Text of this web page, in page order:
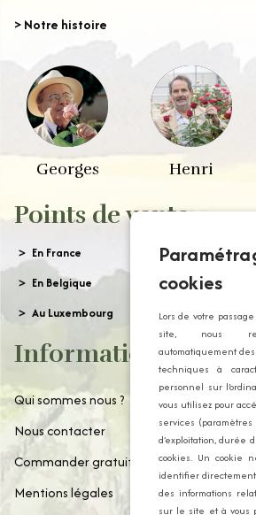
> Notre histoire
Georges Henri
Points de vente
En France
En Belgique
Au Luxembourg
Informations
Qui sommes nous ?
Nous contacter
Commander gratuitement notre
Mentions légales
cookies
Lors de votre
site, nous
automatiquement
techniques à
personnel sur
vous utilisez pour
services
d’exploitation, durée
cookies. Un cookie
identifier
des informations
sur le site et à vous